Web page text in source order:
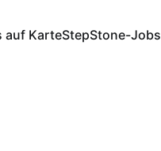
auf KarteStepStone-Jobs